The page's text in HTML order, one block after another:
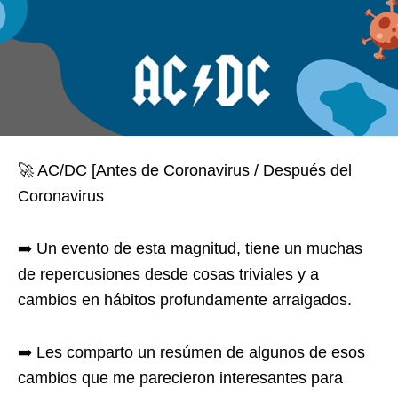
🚀 AC/DC [Antes de Coronavirus / Después del
Coronavirus
➡️ Un evento de esta magnitud, tiene un muchas
de repercusiones desde cosas triviales y a
cambios en hábitos profundamente arraigados.
➡️ Les comparto un resúmen de algunos de esos
cambios que me parecieron interesantes para